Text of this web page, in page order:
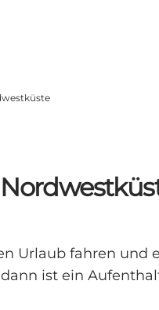
Urlaub fahren
ist ein